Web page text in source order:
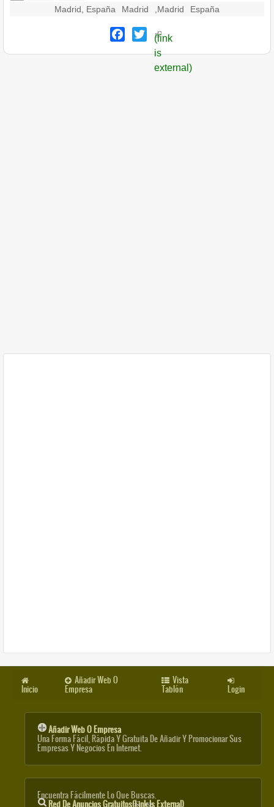
Madrid, España Madrid Madrid España
Facebook
Twitter
(link
is
external)
Inicio
Añadir Web O
Empresa
Vista
Tablón Login
Añadir Web O Empresa
Una Forma Fácil, Rápida Y Gratuita De Añadir Y Promocionar Sus
Empresas Y Negocios En Internet.
Encuentra Fácilmente Lo Que Buscas.
Red De Anuncios Gratuitos(link Is External)